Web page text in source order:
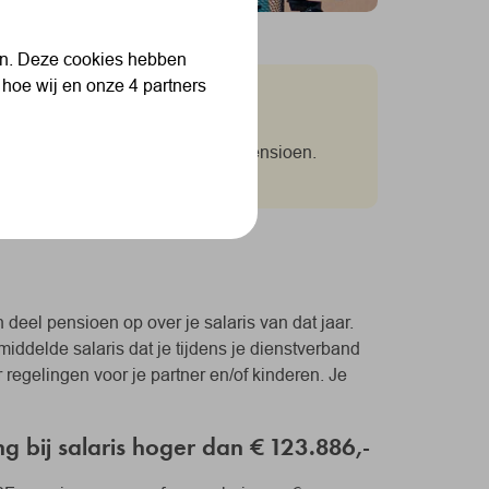
Pensioenfonds (SSPF) jouw pensioen.
deel pensioen op over je salaris van dat jaar.
salaris dat je tijdens je dienstverband
voor je partner en/of kinderen. Je
bij salaris hoger dan € 123.886,-
Deze cookies hebben
wij en onze 4 partners